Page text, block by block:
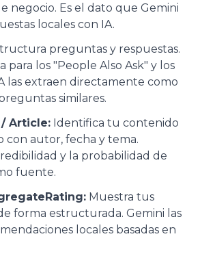
negocio. Es el dato que Gemini
locales con IA.
preguntas y respuestas.
para los "People Also Ask" y los
las extraen directamente como
similares.
Article: Identifica tu contenido
con autor, fecha y tema.
y la probabilidad de
fuente.
Muestra tus
forma estructurada. Gemini las
locales basadas en